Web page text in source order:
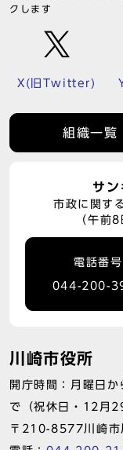
クします
X(旧Twitter)
組織一覧
サン
市政に関す
（午前
電話番号
044-200-
川崎市役所
開庁時間：月曜日
で（祝休日・12月
〒210-8577川崎市